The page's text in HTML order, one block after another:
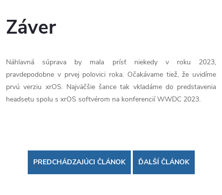
Záver
Náhlavná súprava by mala prísť niekedy v roku 2023,
pravdepodobne v prvej polovici roka. Očakávame tiež, že uvidíme
prvú verziu xrOS. Najväčšie šance tak vkladáme do predstavenia
headsetu spolu s xrOS softvérom na konferencií WWDC 2023.
PREDCHÁDZAJÚCI ČLÁNOK ĎALŠÍ ČLÁNOK